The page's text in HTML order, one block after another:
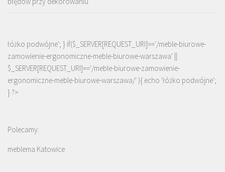
łóżko podwójne'; } if($_SERVER[REQUEST_URI]=='/meble-biurowe-
zamowienie-ergonomiczne-meble-biurowe-warszawa' ||
$_SERVER[REQUEST_URI]=='/meble-biurowe-zamowienie-
ergonomiczne-meble-biurowe-warszawa/' ){ echo 'łóżko podwójne';
} ?>
Polecamy:
meblema Katowice